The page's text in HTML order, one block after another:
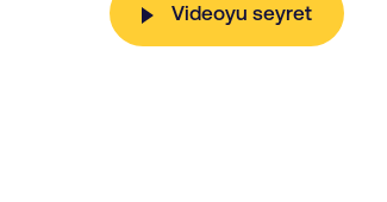
Videoyu seyret